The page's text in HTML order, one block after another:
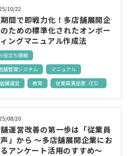
10/22
間で即戦力化！多店舗展開企
ための標準化されたオンボー
ングマニュアル作成法
役立ち情報
舗管理システム
マニュアル
店舗運営
教育 従業員満足度（ES）
08/20
運営改善の第一歩は「従業員
」から ～多店舗展開企業にお
アンケート活用のすすめ～